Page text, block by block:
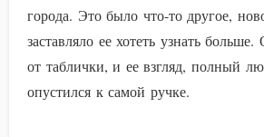
города. Это было что-то другое,
заставляло ее хотеть узнать
от таблички, и ее взгляд, полный
опустился к самой ручке.